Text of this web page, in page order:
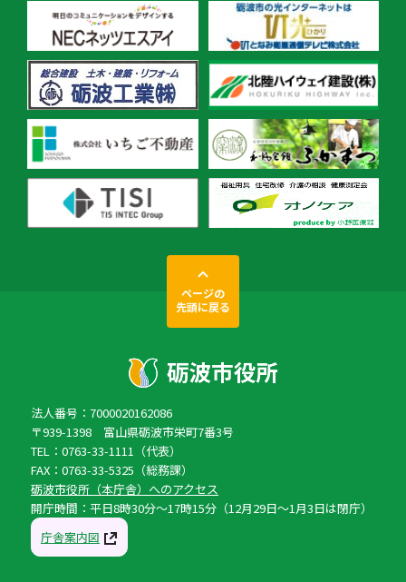
ページの
先頭に戻る
法人番号：7000020162086
〒939-1398 富山県砺波市栄町7番3号
TEL：0763-33-1111（代表）
FAX：0763-33-5325（総務課）
砺波市役所（本庁舎）へのアクセス
開庁時間：平日8時30分〜17時15分（12月29日〜1月3日は閉庁）
庁舎案内図